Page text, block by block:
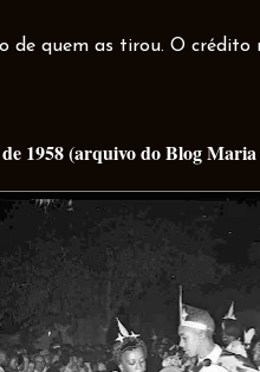
de quem as tirou. O
1958 (arquivo do Blog